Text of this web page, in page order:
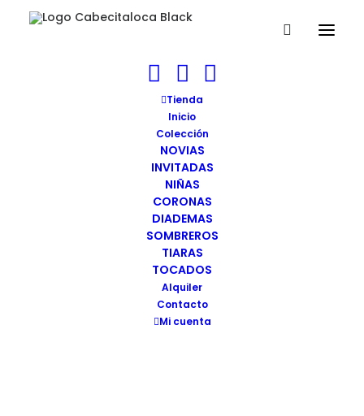
Tienda
Inicio
Colección
NOVIAS
INVITADAS
NIÑAS
CORONAS
DIADEMAS
SOMBREROS
TIARAS
TOCADOS
Alquiler
Contacto
Mi cuenta
Diadema Venecia verde.Cabecitaloca
(3)
Diadema VENECIA - NEGRO
Diadema Venecia verde.Cabecitaloca (3)